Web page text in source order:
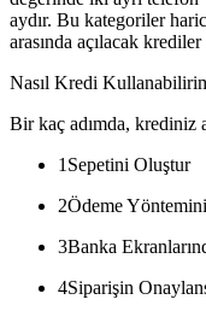
aydır. Bu kategoriler
arasında açılacak krediler
Nasıl Kredi
Bir kaç adımda, krediniz
1 Sepetini Oluştur
2Ödeme
3Banka
4Siparişin